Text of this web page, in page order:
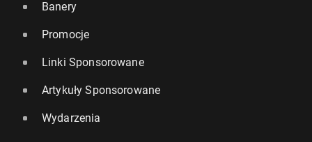
Banery
Promocje
Linki Sponsorowane
Artykuły Sponsorowane
Wydarzenia